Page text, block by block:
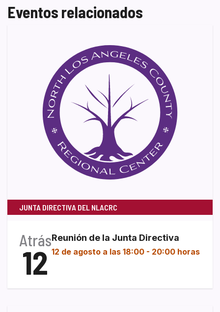
Eventos relacionados
JUNTA DIRECTIVA DEL NLACRC
Atrás
12
Reunión de la Junta Directiva
12 de agosto a las 18:00 - 20:00 horas